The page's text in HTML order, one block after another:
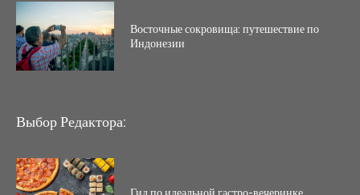
Восточные сокровища: путешествие по
Индонезии
Выбор Редактора: